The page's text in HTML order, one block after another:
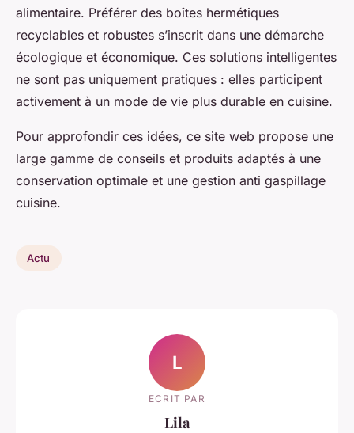
alimentaire. Préférer des boîtes hermétiques
recyclables et robustes s’inscrit dans une démarche
écologique et économique. Ces solutions intelligentes
ne sont pas uniquement pratiques : elles participent
activement à un mode de vie plus durable en cuisine.
Pour approfondir ces idées, ce site web propose une
large gamme de conseils et produits adaptés à une
conservation optimale et une gestion anti gaspillage
cuisine.
Actu
L
ECRIT PAR
Lila